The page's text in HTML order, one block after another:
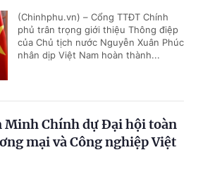
(Chinhphu.vn) – Cổng TTĐT Chính
phủ trân trọng giới thiệu Thông điệp
của Chủ tịch nước Nguyễn Xuân Phúc
nhân dịp Việt Nam hoàn thành...
Minh Chính dự Đại hội toàn
mại và Công nghiệp Việt